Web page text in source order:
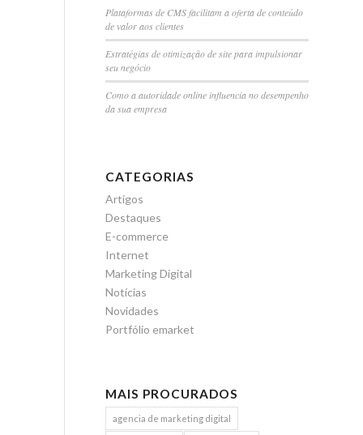
Plataformas de CMS facilitam a oferta de conteúdo
de valor aos clientes
Estratégias de otimização de site para impulsionar
seu negócio
Como a autoridade online influencia no desempenho
da sua empresa
CATEGORIAS
Artigos
Destaques
E-commerce
Internet
Marketing Digital
Notícias
Novidades
Portfólio emarket
MAIS PROCURADOS
agencia de marketing digital